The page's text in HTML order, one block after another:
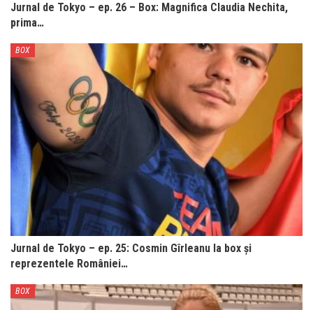
Jurnal de Tokyo – ep. 26 – Box: Magnifica Claudia Nechita,
prima…
BOX
Jurnal de Tokyo – ep. 25: Cosmin Gîrleanu la box și
reprezentele României…
BOX